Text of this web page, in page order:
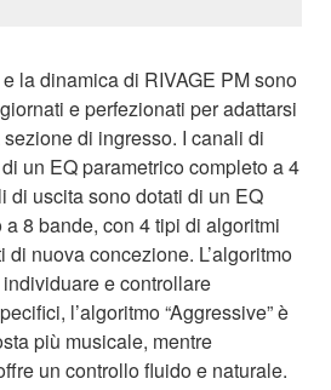
la dinamica di RIVAGE PM sono
e perfezionati per adattarsi
di ingresso. I canali di
un EQ parametrico completo a 4
di uscita sono dotati di un EQ
8 bande, con 4 tipi di algoritmi
nuova concezione. L’algoritmo
individuare e controllare
l’algoritmo “Aggressive” è
più musicale, mentre
un controllo fluido e naturale.